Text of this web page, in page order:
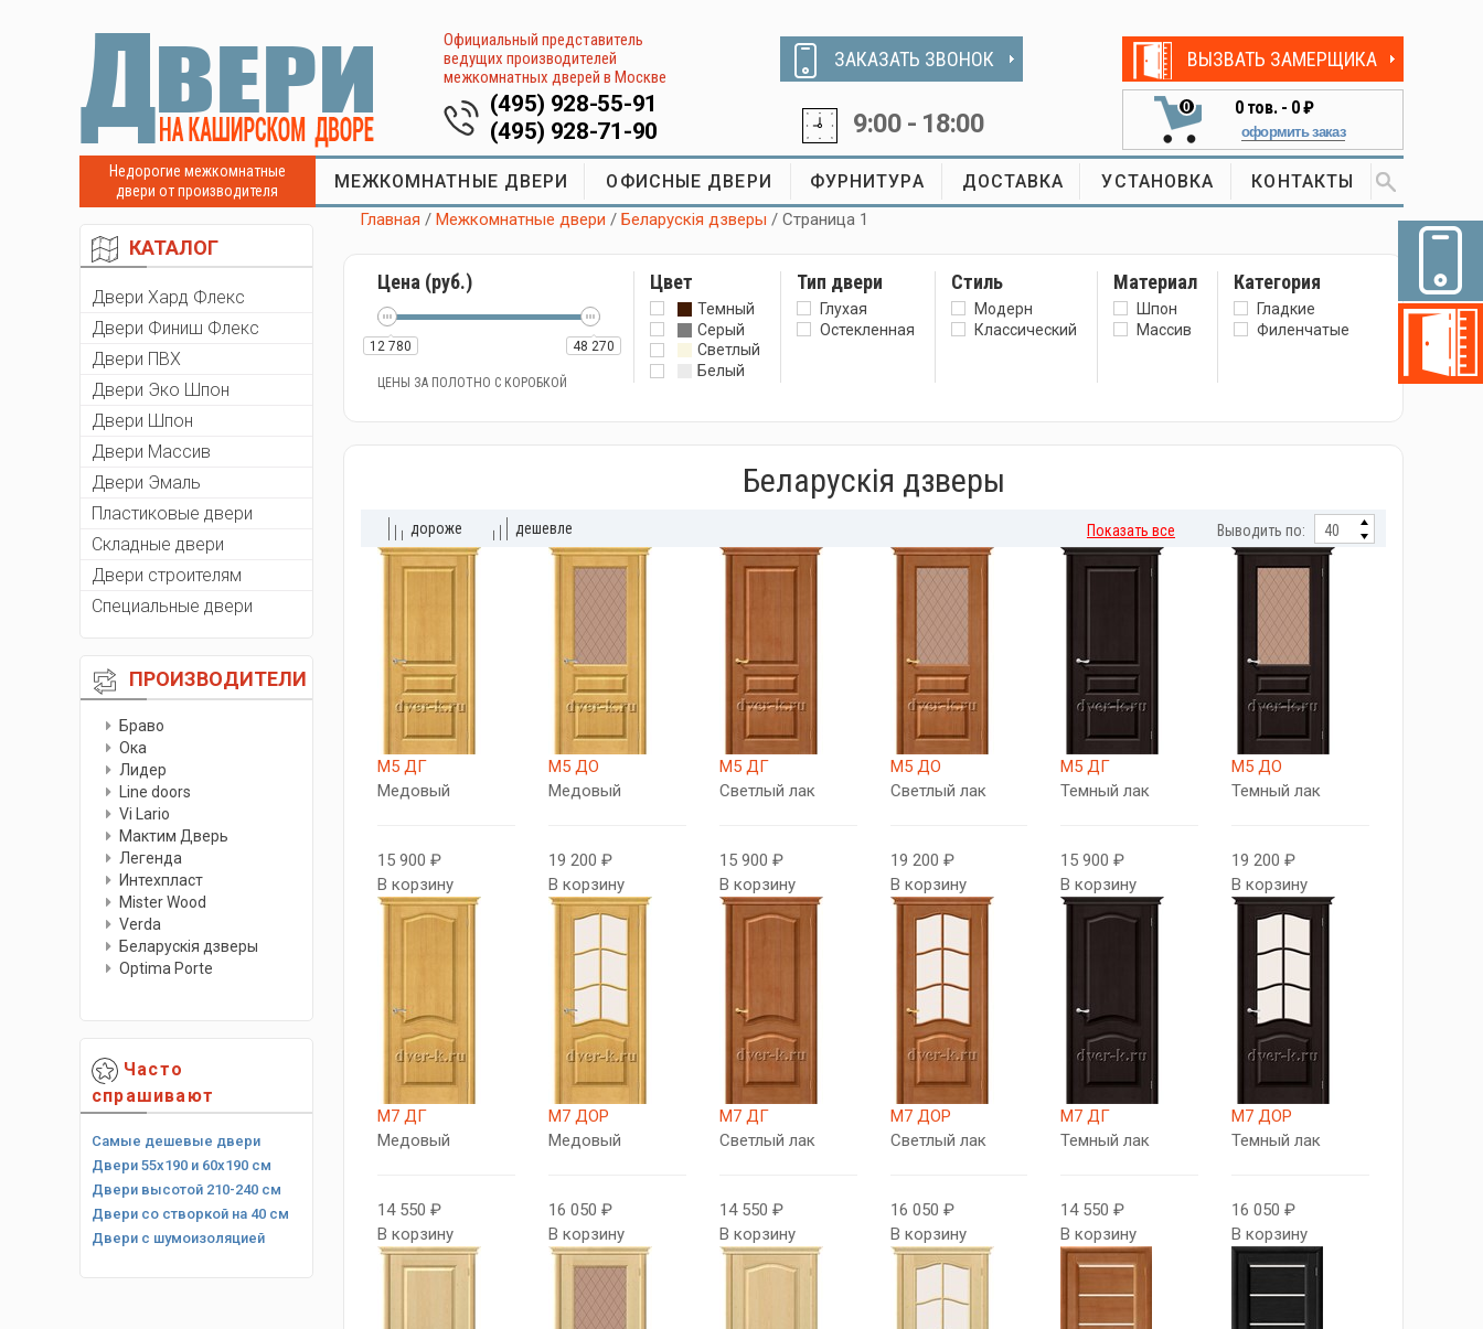
Официальный представитель
ведущих производителей
межкомнатных дверей в Москве
(495) 928-55-91
(495) 928-71-90
ЗАКАЗАТЬ ЗВОНОК
9:00 - 18:00
ВЫЗВАТЬ ЗАМЕРЩИКА
0 0тов. - 0 ₽
оформить заказ
Недорогие межкомнатные
двери от производителя
МЕЖКОМНАТНЫЕ ДВЕРИ ОФИСНЫЕ ДВЕРИ ФУРНИТУРА ДОСТАВКА УСТАНОВКА КОНТАКТЫ
КАТАЛОГ
Двери Хард Флекс
Двери Финиш Флекс
Двери ПВХ
Двери Эко Шпон
Двери Шпон
Двери Массив
Двери Эмаль
Пластиковые двери
Складные двери
Двери строителям
Специальные двери
ПРОИЗВОДИТЕЛИ
Браво
Ока
Лидер
Line doors
Vi Lario
Мактим Дверь
Легенда
Интехпласт
Мister Wood
Verda
Беларускiя дзверы
Optima Porte
Часто
спрашивают
Самые дешевые двери
Двери 55х190 и 60х190 см
Двери высотой 210-240 см
Двери со створкой на 40 см
Двери с шумоизоляцией
Главная /Межкомнатные двери /Беларускiя дзверы / Страница 1
Цена (руб.)
12 780 48 270
ЦЕНЫ ЗА ПОЛОТНО С КОРОБКОЙ
Цвет
Темный
Серый
Светлый
Белый
Тип двери
Глухая
Остекленная
Стиль
Модерн
Классический
Материал
Шпон
Массив
Категория
Гладкие
Филенчатые
Беларускiя дзверы
дороже дешевле Показать все Выводить по:
М5 ДГ
Медовый
15 900 ₽
В корзину
М5 ДО
Медовый
19 200 ₽
В корзину
М5 ДГ
Светлый лак
15 900 ₽
В корзину
М5 ДО
Светлый лак
19 200 ₽
В корзину
М5 ДГ
Темный лак
15 900 ₽
В корзину
М5 ДО
Темный лак
19 200 ₽
В корзину
М7 ДГ
Медовый
14 550 ₽
В корзину
М7 ДОР
Медовый
16 050 ₽
В корзину
М7 ДГ
Светлый лак
14 550 ₽
В корзину
М7 ДОР
Светлый лак
16 050 ₽
В корзину
М7 ДГ
Темный лак
14 550 ₽
В корзину
М7 ДОР
Темный лак
16 050 ₽
В корзину